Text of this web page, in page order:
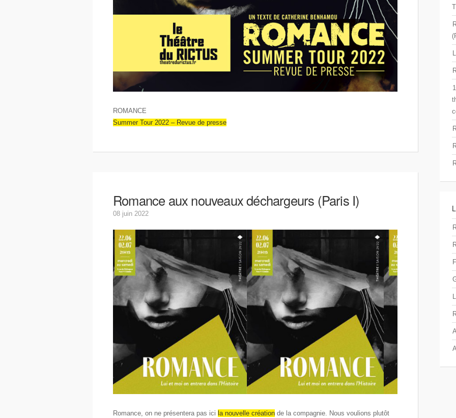
ROMANCE
Summer Tour 2022 – Revue de presse
Romance aux nouveaux déchargeurs (Paris I)
08 juin 2022
Romance, on ne présentera pas ici la nouvelle création de la compagnie. Nous voulions plutôt